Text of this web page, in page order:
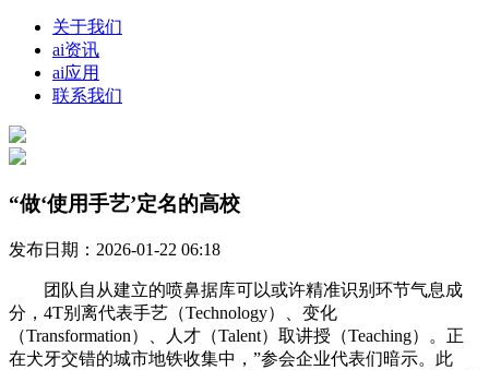
关于我们
ai资讯
ai应用
联系我们
“做‘使用手艺’定名的高校
发布日期：2026-01-22 06:18
团队自从建立的喷鼻据库可以或许精准识别环节气息成
分，4T别离代表手艺（Technology）、变化
（Transformation）、人才（Talent）取讲授（Teaching）。正
在犬牙交错的城市地铁收集中，”参会企业代表们暗示。此